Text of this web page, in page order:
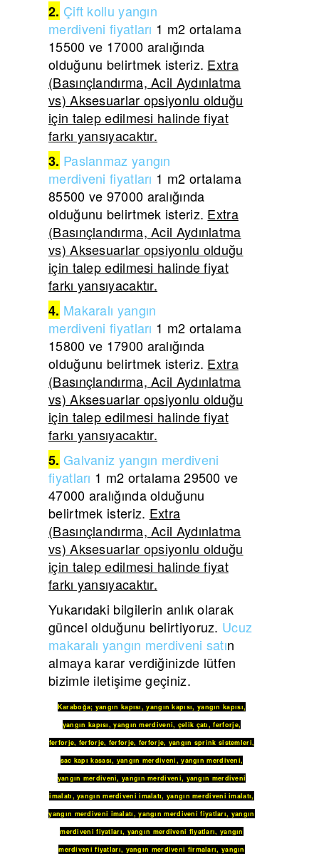
2. Çift kollu yangın
merdivenifiyatları 1 m2 ortalama
15500 ve 17000 aralığında
olduğunu belirtmek isteriz. Extra
(Basınçlandırma, Acil Aydınlatma
vs) Aksesuarlar opsiyonlu olduğu
için talep edilmesi halinde fiyat
farkı yansıyacaktır.
3. Paslanmaz yangın
merdivenifiyatları 1 m2 ortalama
85500 ve 97000 aralığında
olduğunu belirtmek isteriz. Extra
(Basınçlandırma, Acil Aydınlatma
vs) Aksesuarlar opsiyonlu olduğu
için talep edilmesi halinde fiyat
farkı yansıyacaktır.
4. Makaralı yangın
merdivenifiyatları 1 m2 ortalama
15800 ve 17900 aralığında
olduğunu belirtmek isteriz. Extra
(Basınçlandırma, Acil Aydınlatma
vs) Aksesuarlar opsiyonlu olduğu
için talep edilmesi halinde fiyat
farkı yansıyacaktır.
5. Galvaniz yangın merdiveni
fiyatları 1 m2 ortalama 29500 ve
47000 aralığında olduğunu
belirtmek isteriz. Extra
(Basınçlandırma, Acil Aydınlatma
vs) Aksesuarlar opsiyonlu olduğu
için talep edilmesi halinde fiyat
farkı yansıyacaktır.
Yukarıdaki bilgilerin anlık olarak
güncel olduğunu belirtiyoruz. Ucuz
makaralı yangın merdiveni satın
almaya karar verdiğinizde lütfen
bizimle iletişime geçiniz.
Karaboğa; yangın kapısı,yangın kapısı, yangın kapısı,
yangın kapısı,yangın merdiveni, çelik çatı,ferforje,
ferforje, ferforje, ferforje, ferforje, yangın sprink sistemleri,
sac kapı kasası, yangın merdiveni,yangın merdiveni,
yangın merdiveni,yangın merdiveni, yangın merdiveni
imalatı,yangın merdiveni imalatı, yangın merdiveni imalatı,
yangın merdiveni imalatı,yangın merdiveni fiyatları, yangın
merdiveni fiyatları, yangın merdiveni fiyatları, yangın
merdiveni fiyatları, yangın merdiveni firmaları, yangın